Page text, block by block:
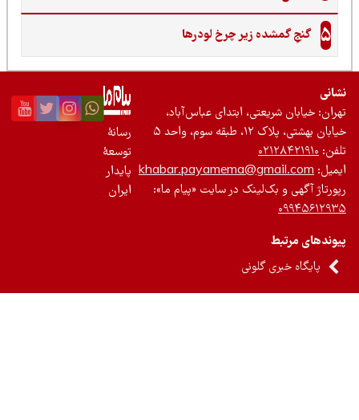
گنجِ گمشده زیر چرخ لودرها
خیابان شریعتی، ابتدای عباس‌آباد،
بهشتی، پلاک ۱۲، طبقه سوم، واحد ۵
۰۲۱۲۸۴۲۱۹۱۰
khabar.payamema@gmail.com
آگهی و بک‌لینک در سایت «پیام ما»:
مرتبط
پایگاه خبری گلونی
رسانۀ
توسعۀ
پایدار
ایران